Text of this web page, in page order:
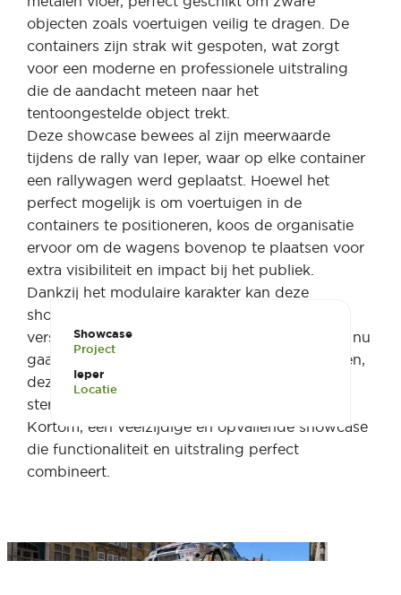
Showcase
Project
Ieper
Locatie
objecten zoals voertuigen veilig te dragen. De
containers zijn strak wit gespoten, wat zorgt
voor een moderne en professionele uitstraling
die de aandacht meteen naar het
tentoongestelde object trekt.
Deze showcase bewees al zijn meerwaarde
tijdens de rally van Ieper, waar op elke container
een rallywagen werd geplaatst. Hoewel het
perfect mogelijk is om voertuigen in de
containers te positioneren, koos de organisatie
ervoor om de wagens bovenop te plaatsen voor
extra visibiliteit en impact bij het publiek.
Dankzij het modulaire karakter kan deze
showcase eenvoudig aangepast worden aan
verschillende toepassingen en locaties. Of het nu
gaat om events, beurzen of productlanceringen,
deze opstelling zorgt gegarandeerd voor een
sterke visuele presentatie.
Kortom, een veelzijdige en opvallende showcase
die functionaliteit en uitstraling perfect
combineert.